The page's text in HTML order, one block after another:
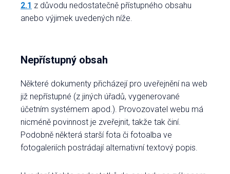
2.1 z důvodu nedostatečně přístupného obsahu
anebo výjimek uvedených níže.
Nepřístupný obsah
Některé dokumenty přicházejí pro uveřejnění na web
již nepřístupné (z jiných úřadů, vygenerované
účetním systémem apod.). Provozovatel webu má
nicméně povinnost je zveřejnit, takže tak činí.
Podobně některá starší fota či fotoalba ve
fotogaleriích postrádají alternativní textový popis.